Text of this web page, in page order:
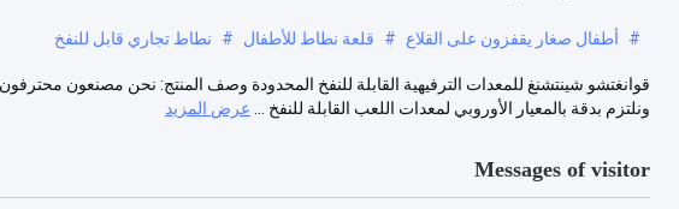
# أطفال صغار يقفزون على القلاع # قلعة نطاط للأطفال # نطاط تجاري قابل للنفخ
ونلتزم بدقة بالمعيار الأوروبي لمعدات اللعب القابلة للنفخ ...
عرض المزيد
Messages of visitor